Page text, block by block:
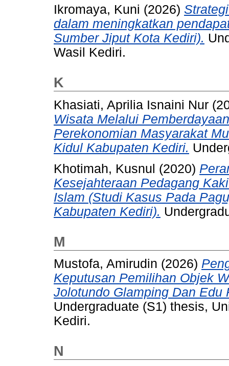
Ikromaya, Kuni (2026)
dalam meningkatkan
Sumber Jiput Kota Kediri).
Wasil Kediri.
K
Khasiati, Aprilia Isnaini Nur
Wisata Melalui
Perekonomian Masyarakat
Kidul Kabupaten Kediri.
Khotimah, Kusnul (2020)
Kesejahteraan Pedagang
Islam (Studi Kasus Pada
Kabupaten Kediri).
M
Mustofa, Amirudin (2026)
Keputusan Pemilihan Objek
Jolotundo Glamping Dan Edu
Undergraduate (S1) thesis,
Kediri.
N